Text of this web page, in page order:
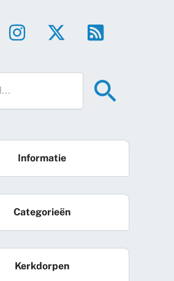
Informatie
Home
Agenda
Categorieën
nieuws
Kerkdorpen